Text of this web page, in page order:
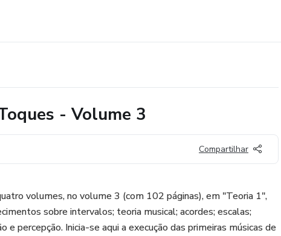
- Volume 3
Compartilhar
volumes, no volume 3 (com 102 páginas), em "Teoria 1",
sobre intervalos; teoria musical; acordes; escalas;
e percepção. Inicia-se aqui a execução das primeiras músicas de